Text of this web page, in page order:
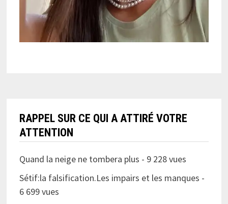
RAPPEL SUR CE QUI A ATTIRÉ VOTRE
ATTENTION
Quand la neige ne tombera plus - 9 228 vues
Sétif:la falsification.Les impairs et les manques -
6 699 vues